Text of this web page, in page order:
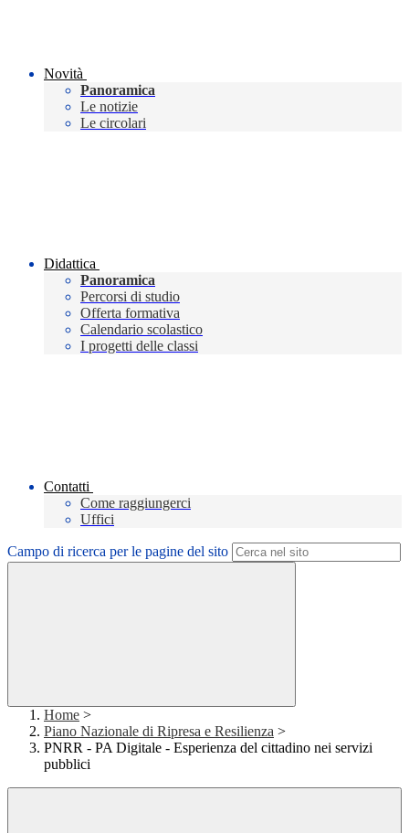
Novità
Panoramica
Le notizie
Le circolari
Didattica
Panoramica
Percorsi di studio
Offerta formativa
Calendario scolastico
I progetti delle classi
Contatti
Come raggiungerci
Uffici
Campo di ricerca per le pagine del sito
Home >
Piano Nazionale di Ripresa e Resilienza >
PNRR - PA Digitale - Esperienza del cittadino nei servizi
pubblici